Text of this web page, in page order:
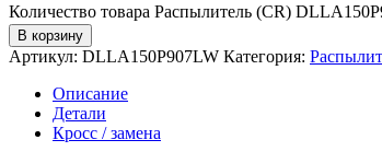
Количество товара Распылитель (CR)
В корзину
Артикул: DLLA150P907LW Категория:
Описание
Детали
Кросс / замена